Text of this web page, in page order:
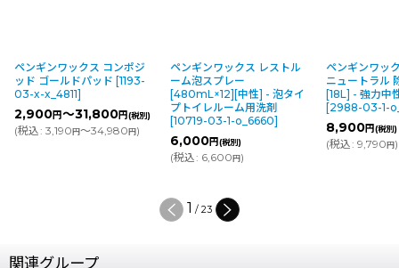
ンワックス コンポジ
ゴールドパッド [1193-
x_4811]
円～31,800円(税別)
3,190円～34,980円)
ペンギンワックス レストル
ーム泡スプレー
[480mL×12][中性] - 泡タイ
プトイレルーム用洗剤
[10719-03-1-o_6660]
6,000円(税別)
6,600 円)
ペンギンワックス オ
ニュートラル 除菌プ
[18L] - 強力中性洗剤
2988-03-1-o_6538]
8,900円(税別)
9,790円)
2 /23
関連グループ